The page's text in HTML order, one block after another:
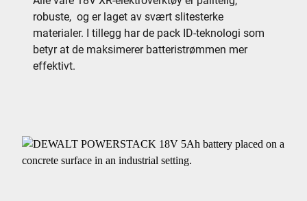
robuste, og er laget av svært slitesterke
materialer. I tillegg har de pack ID-teknologi som
betyr at de maksimerer batteristrømmen mer
effektivt.